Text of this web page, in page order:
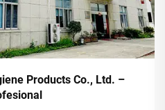
Products Co., Ltd. –